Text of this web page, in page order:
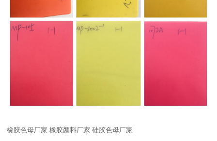
橡胶色母厂家 橡胶颜料厂家 硅胶色母厂家